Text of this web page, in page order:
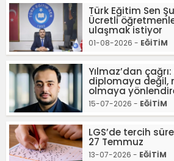
Türk Eğitim Sen
Ücretli
ulaşmak istiyor
01-08-2026 - EĞİTİM
Yılmaz’dan
diplomaya değil,
olmaya
15-07-2026 - EĞİTİM
LGS’de tercih
27 Temmuz
13-07-2026 - EĞİTİM